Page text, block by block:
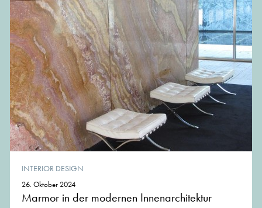
INTERIOR DESIGN
26. Oktober 2024
Marmor in der modernen Innenarchitektur